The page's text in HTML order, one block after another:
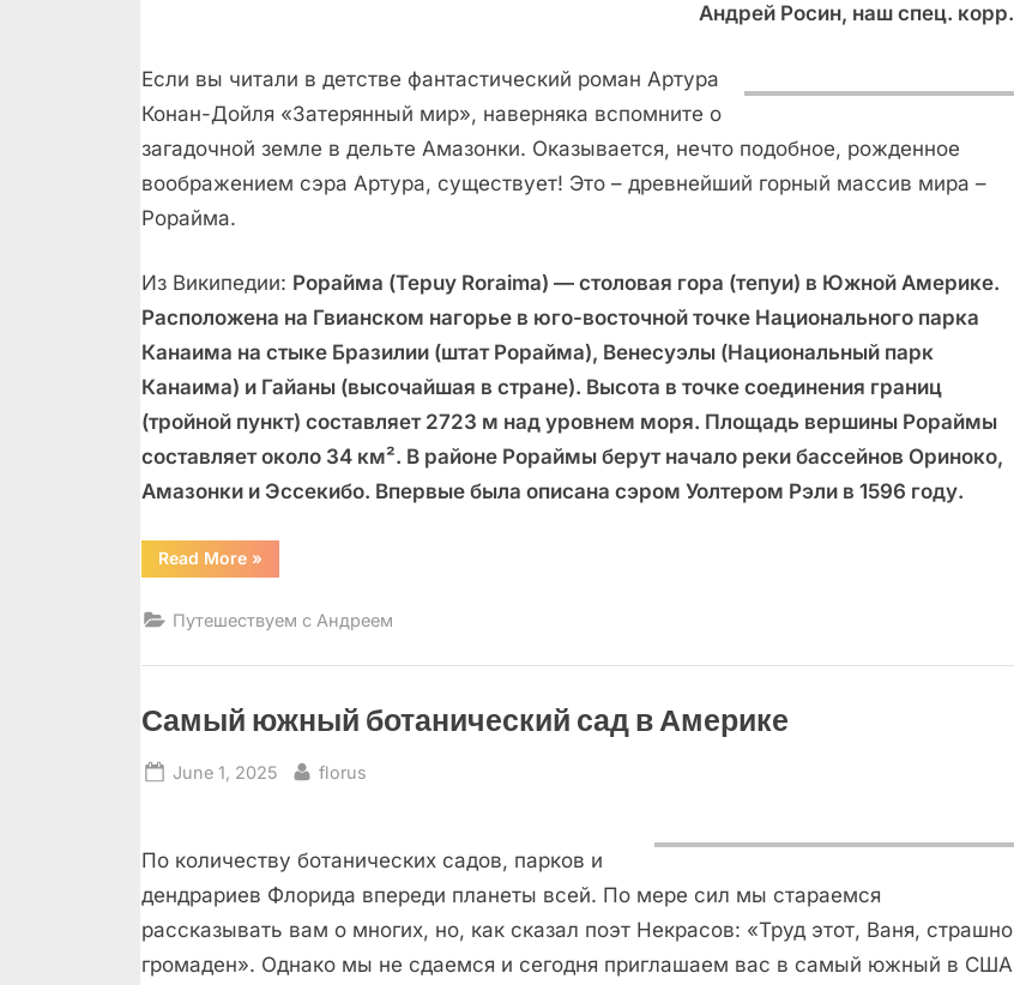
Андрей Росин, наш спец. корр.
Если вы читали в детстве фантастический роман Артура
Конан-Дойля «Затерянный мир», наверняка вспомните о
загадочной земле в дельте Амазонки. Оказывается, нечто подобное, рожденное
воображением сэра Артура, существует! Это – древнейший горный массив мира –
Рорайма.
Из Википедии: Рора́йма (Tepuy Roraima) — столовая гора (тепуи) в Южной Америке.
Расположена на Гвианском нагорье в юго-восточной точке Национального парка
Канаима на стыке Бразилии (штат Рорайма), Венесуэлы (Национальный парк
Канаима) и Гайаны (высочайшая в стране). Высота в точке соединения границ
(тройной пункт) составляет 2723 м над уровнем моря. Площадь вершины Рораймы
составляет около 34 км². В районе Рораймы берут начало реки бассейнов Ориноко,
Амазонки и Эссекибо. Впервые была описана сэром Уолтером Рэли в 1596 году.
Read More“На
край
заколдованную
»
Путешествуем с Андреем
Самый южный ботанический сад в Америке
Posted
June 1, 2025 By
florus
По количеству ботанических садов, парков и
дендрариев Флорида впереди планеты всей. По мере сил мы стараемся
рассказывать вам о многих, но, как сказал поэт Некрасов: «Труд этот, Ваня, страшно
громаден». Однако мы не сдаемся и сегодня приглашаем вас в самый южный в США